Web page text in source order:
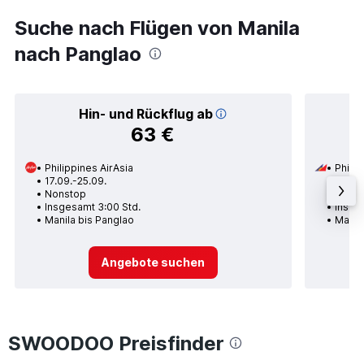
Suche nach Flügen von Manila
nach Panglao
Hin- und Rückflug ab
63 €
Philippines AirAsia
17.09.-25.09.
Nonstop
Insgesamt 3:00 Std.
Manila bis Panglao
Angebote suchen
SWOODOO Preisfinder